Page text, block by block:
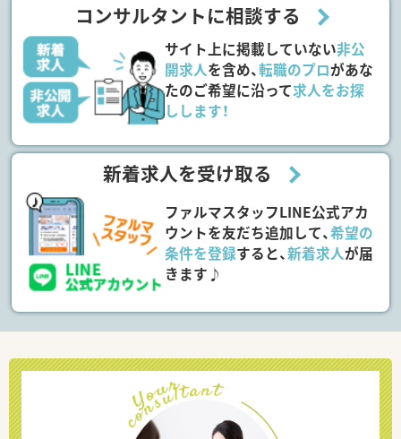
コンサルタントに相談する
サイト上に掲載していない非公
開求人を含め、転職のプロがあな
たのご希望に沿って求人をお探
しします！
新着求人を受け取る
ファルマスタッフLINE公式アカ
ウントを友だち追加して、希望の
条件を登録すると、新着求人が届
きます♪